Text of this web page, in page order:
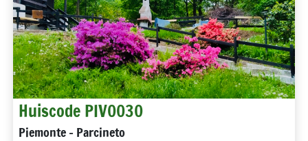
Huiscode PIV0030
Piemonte - Parcineto